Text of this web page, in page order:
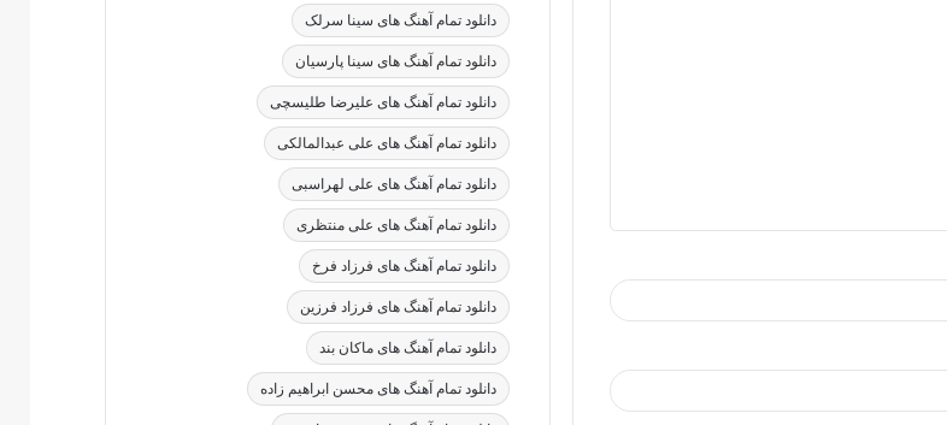
دانلود تمام آهنگ های سینا سرلک
دانلود تمام آهنگ های سینا پارسیان
دانلود تمام آهنگ های علیرضا طلیسچی
دانلود تمام آهنگ های علی عبدالمالکی
دانلود تمام آهنگ های علی لهراسبی
دانلود تمام آهنگ های علی منتظری
دانلود تمام آهنگ های فرزاد فرخ
دانلود تمام آهنگ های فرزاد فرزین
دانلود تمام آهنگ های ماکان بند
دانلود تمام آهنگ های محسن ابراهیم زاده